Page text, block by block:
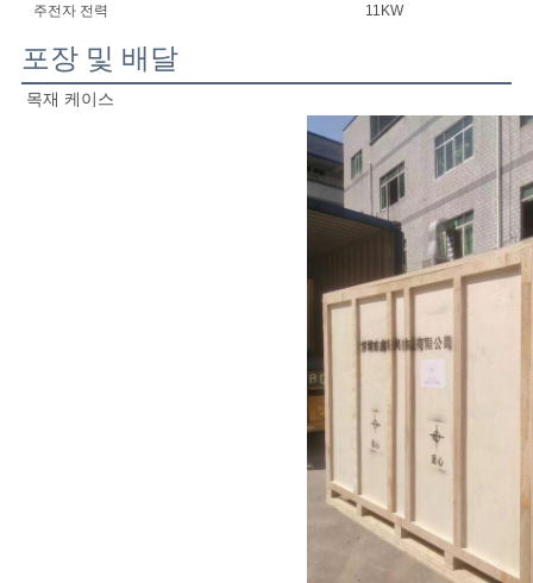
주전자 전력
11KW
포장 및 배달
목재 케이스